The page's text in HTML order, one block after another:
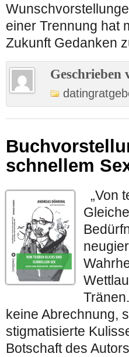
einer Trennung hat
Zukunft Gedanken
Geschrieben
schnellem
„Von
keine Abrechnung,
stigmatisierte
Botschaft des